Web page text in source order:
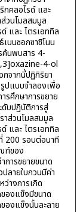
กคลอไรด์ และ
วนโมลสมมูล
ด์ และ ไตรเอททิล
บนซอกซาซิโนน
ค้นพบสาร 4-
4-ol
กจากนี้ปฏิกิริยา
ปแบบจำลองเพื่อ
รศึกษาการขยาย
ดับปฏิบัติการสู่
ส่วนโมลสมมูล
ด์ และ ไตรเอททิล
200 รอบต่อนาที
ฑ์ของ
ารขยายขนาด
ปลายใบกวนมีค่า
ว่างการเกิด
องแข็งมีขนาด
องแข็งนั้นละลาย